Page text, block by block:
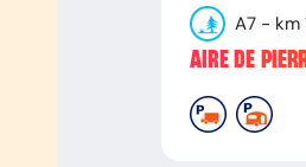
A7 - km
AIRE DE